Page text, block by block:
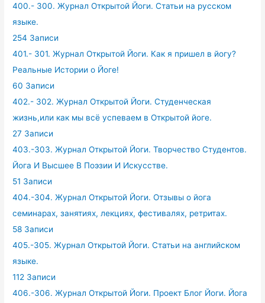
400.- 300. Журнал Открытой Йоги. Статьи на русском
языке.
254 Записи
401.- 301. Журнал Открытой Йоги. Как я пришел в йогу?
Реальные Истории о Йоге!
60 Записи
402.- 302. Журнал Открытой Йоги. Студенческая
жизнь,или как мы всё успеваем в Открытой йоге.
27 Записи
403.-303. Журнал Открытой Йоги. Творчество Студентов.
Йога И Высшее В Поэзии И Искусстве.
51 Записи
404.-304. Журнал Открытой Йоги. Отзывы о йога
семинарах, занятиях, лекциях, фестивалях, ретритах.
58 Записи
405.-305. Журнал Открытой Йоги. Статьи на английском
языке.
112 Записи
406.-306. Журнал Открытой Йоги. Проект Блог Йоги. Йога